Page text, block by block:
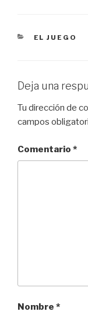
CATEGORÍAS
EL JUEGO
Deja una
Tu dirección de
campos
Comentario *
Nombre *